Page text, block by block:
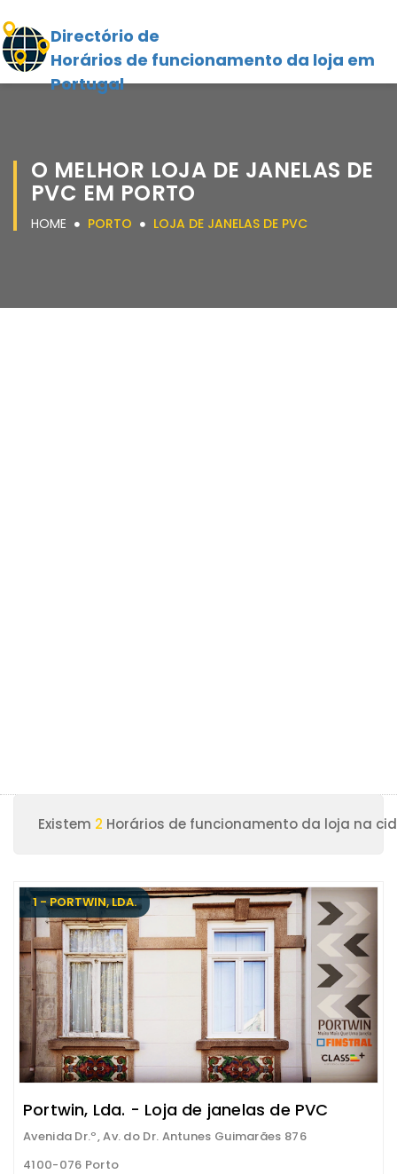
Directório de
Horários de funcionamento da loja em
Portugal
O MELHOR LOJA DE JANELAS DE
PVC EM PORTO
HOME PORTO LOJA DE JANELAS DE PVC
Existem 2 Horários de funcionamento da loja na
1 - PORTWIN, LDA.
Portwin, Lda. - Loja de janelas de PVC
Avenida Dr.º, Av. do Dr. Antunes Guimarães 876
4100-076 Porto